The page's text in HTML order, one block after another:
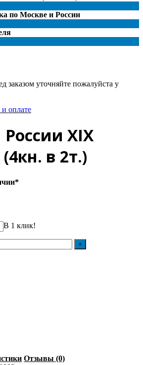
по Москве и России
заказом уточняйте пожалуйста у
оплате
XIX
в 2т.)
В 1 клик!
Отзывы (0)